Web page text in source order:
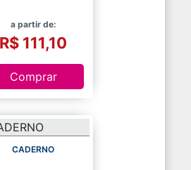
a partir de:
R$ 111,10
Comprar
CADERNO